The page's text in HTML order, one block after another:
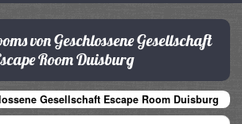
von Geschlossene Gesellschaft
Room Duisburg
Gesellschaft Escape Room Duisburg